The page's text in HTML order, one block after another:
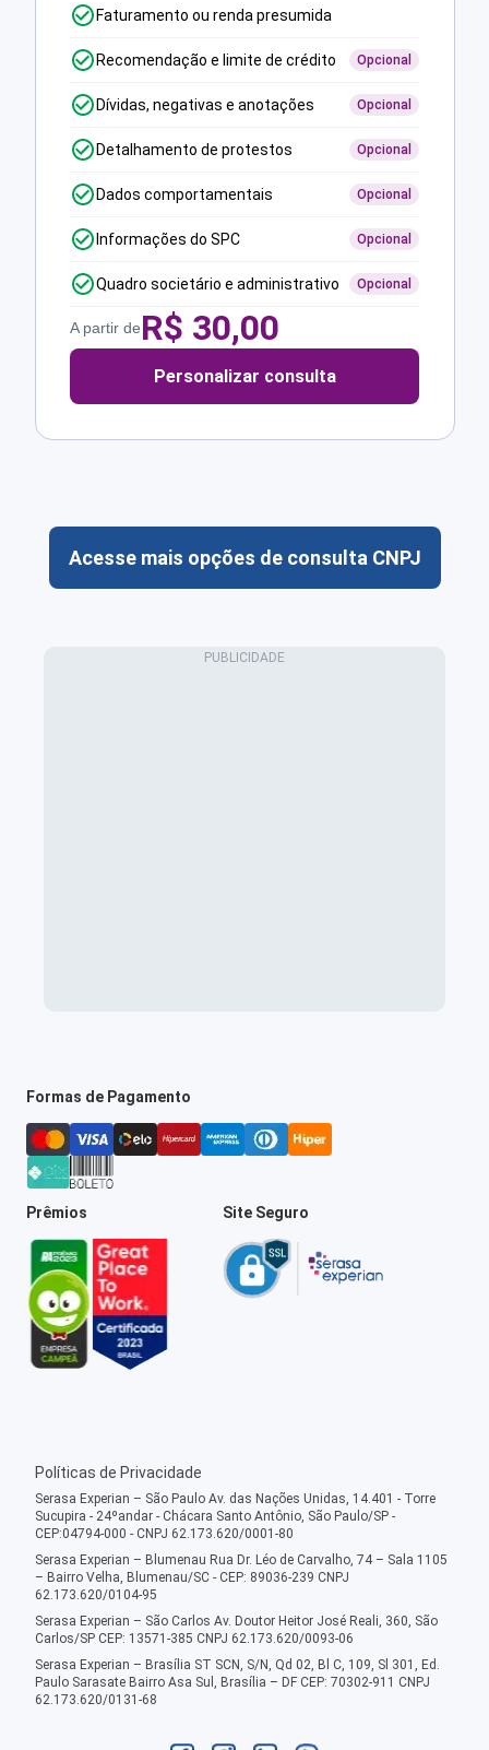
Faturamento ou renda presumida
Recomendação e limite de crédito Opcional
Dívidas, negativas e anotações Opcional
Detalhamento de protestos Opcional
Dados comportamentais Opcional
Informações do SPC Opcional
Quadro societário e administrativo Opcional
A partir deR$ 30,00
Personalizar consulta
Acesse mais opções de consulta CNPJ
Formas de Pagamento
Prêmios Site Seguro
Políticas de Privacidade
Serasa Experian – São Paulo Av. das Nações Unidas, 14.401 - Torre
Sucupira - 24ºandar - Chácara Santo Antônio, São Paulo/SP -
CEP:04794-000 - CNPJ 62.173.620/0001-80
Serasa Experian – Blumenau Rua Dr. Léo de Carvalho, 74 – Sala 1105
– Bairro Velha, Blumenau/SC - CEP: 89036-239 CNPJ
62.173.620/0104-95
Serasa Experian – São Carlos Av. Doutor Heitor José Reali, 360, São
Carlos/SP CEP: 13571-385 CNPJ 62.173.620/0093-06
Serasa Experian – Brasília ST SCN, S/N, Qd 02, Bl C, 109, Sl 301, Ed.
Paulo Sarasate Bairro Asa Sul, Brasília – DF CEP: 70302-911 CNPJ
62.173.620/0131-68